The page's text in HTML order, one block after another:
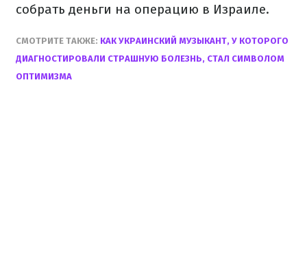
собрать деньги на операцию в Израиле.
СМОТРИТЕ ТАКЖЕ: КАК УКРАИНСКИЙ МУЗЫКАНТ, У КОТОРОГО
ДИАГНОСТИРОВАЛИ СТРАШНУЮ БОЛЕЗНЬ, СТАЛ СИМВОЛОМ
ОПТИМИЗМА